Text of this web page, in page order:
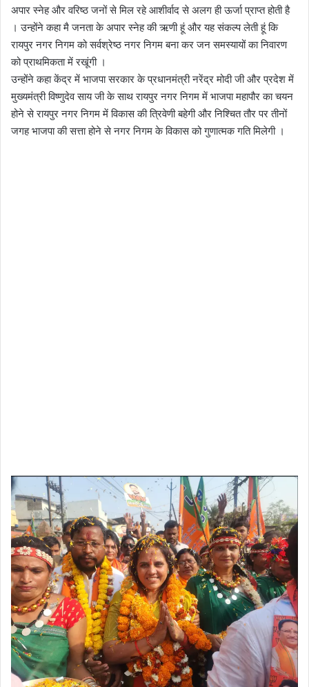
अपार स्नेह और वरिष्ठ जनों से मिल रहे आशीर्वाद से अलग ही ऊर्जा प्राप्त होती है
। उन्होंने कहा मै जनता के अपार स्नेह की ऋणी हूं और यह संकल्प लेती हूं कि
रायपुर नगर निगम को सर्वश्रेष्ठ नगर निगम बना कर जन समस्यायों का निवारण
को प्राथमिकता में रखूंगी ।
उन्होंने कहा केंद्र में भाजपा सरकार के प्रधानमंत्री नरेंद्र मोदी जी और प्रदेश में
मुख्यमंत्री विष्णुदेव साय जी के साथ रायपुर नगर निगम में भाजपा महापौर का चयन
होने से रायपुर नगर निगम में विकास की त्रिवेणी बहेगी और निश्चित तौर पर तीनों
जगह भाजपा की सत्ता होने से नगर निगम के विकास को गुणात्मक गति मिलेगी ।